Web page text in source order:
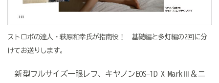
ストロボの達人・萩原和幸氏が指南役！ 基礎編と多灯編の2回に分
けてお送りします。
新型フルサイズ一眼レフ、キヤノンEOS-1D X MarkⅢ＆ニ